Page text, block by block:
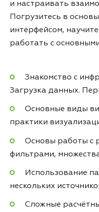
и настраивать
Погрузитесь в
интерфейсом,
работать с
Знакомство с
Загрузка данных.
Основные виды
практики
Основы работы с
фильтрами,
Использование
нескольких
Сложные